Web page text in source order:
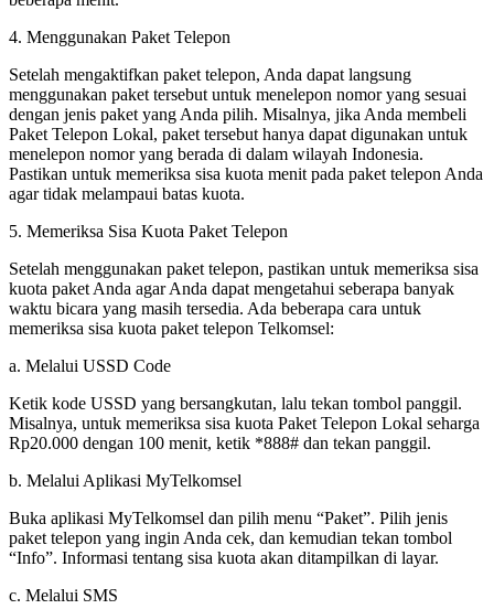
4. Menggunakan Paket Telepon
Setelah mengaktifkan paket telepon, Anda dapat langsung
menggunakan paket tersebut untuk menelepon nomor yang sesuai
dengan jenis paket yang Anda pilih. Misalnya, jika Anda membeli
Paket Telepon Lokal, paket tersebut hanya dapat digunakan untuk
menelepon nomor yang berada di dalam wilayah Indonesia.
Pastikan untuk memeriksa sisa kuota menit pada paket telepon Anda
agar tidak melampaui batas kuota.
5. Memeriksa Sisa Kuota Paket Telepon
Setelah menggunakan paket telepon, pastikan untuk memeriksa sisa
kuota paket Anda agar Anda dapat mengetahui seberapa banyak
waktu bicara yang masih tersedia. Ada beberapa cara untuk
memeriksa sisa kuota paket telepon Telkomsel:
a. Melalui USSD Code
Ketik kode USSD yang bersangkutan, lalu tekan tombol panggil.
Misalnya, untuk memeriksa sisa kuota Paket Telepon Lokal seharga
Rp20.000 dengan 100 menit, ketik *888# dan tekan panggil.
b. Melalui Aplikasi MyTelkomsel
Buka aplikasi MyTelkomsel dan pilih menu “Paket”. Pilih jenis
paket telepon yang ingin Anda cek, dan kemudian tekan tombol
“Info”. Informasi tentang sisa kuota akan ditampilkan di layar.
c. Melalui SMS